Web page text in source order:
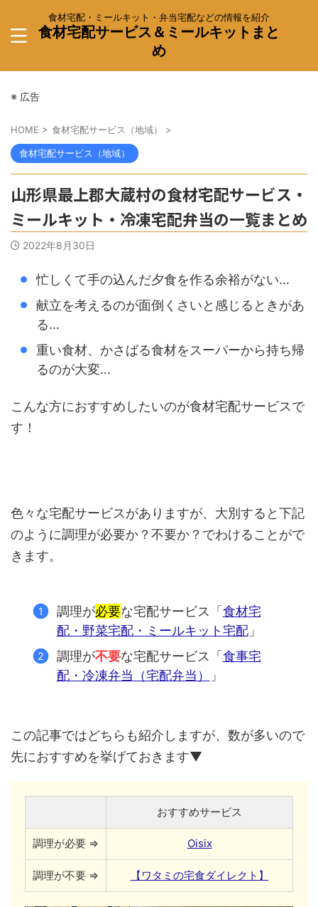
食材宅配・ミールキット・弁当宅配などの情報を紹介
食材宅配サービス＆ミールキットまと
め
※ 広告
HOME > 食材宅配サービス（地域） >
食材宅配サービス（地域）
山形県最上郡大蔵村の食材宅配サービス・
ミールキット・冷凍宅配弁当の一覧まとめ
2022年8月30日
忙しくて手の込んだ夕食を作る余裕がない…
献立を考えるのが面倒くさいと感じるときがあ
る…
重い食材、かさばる食材をスーパーから持ち帰
るのが大変…
こんな方におすすめしたいのが食材宅配サービスで
す！
色々な宅配サービスがありますが、大別すると下記
のように調理が必要か？不要か？でわけることがで
きます。
調理が必要な宅配サービス「食材宅
配・野菜宅配・ミールキット宅配」
調理が不要な宅配サービス「食事宅
配・冷凍弁当（宅配弁当）
」
この記事ではどちらも紹介しますが、数が多いので
先におすすめを挙げておきます▼
おすすめサービス
調理が必要 ⇒ Oisix
調理が不要 ⇒ 【ワタミの宅食ダイレクト】